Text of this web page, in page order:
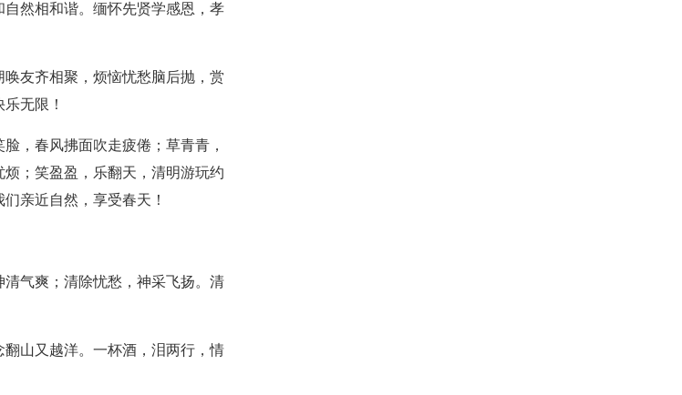
然相和谐。缅怀先贤学感恩，孝
友齐相聚，烦恼忧愁脑后抛，赏
无限！
，春风拂面吹走疲倦；草青青，
；笑盈盈，乐翻天，清明游玩约
亲近自然，享受春天！
气爽；清除忧愁，神采飞扬。清
山又越洋。一杯酒，泪两行，情